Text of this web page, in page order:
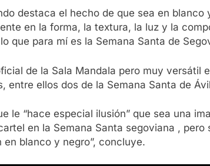
destaca el hecho de que sea en
en la forma, la textura, la luz y la
que para mí es la Semana Santa de
de la Sala Mandala pero muy versátil
entre ellos dos de la Semana Santa de
le “hace especial ilusión” que sea una
en la Semana Santa segoviana ,
en blanco y negro”, concluye.